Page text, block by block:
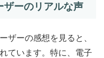
ザーのリアルな声
ザーの感想を見ると、
ています。特に、電子